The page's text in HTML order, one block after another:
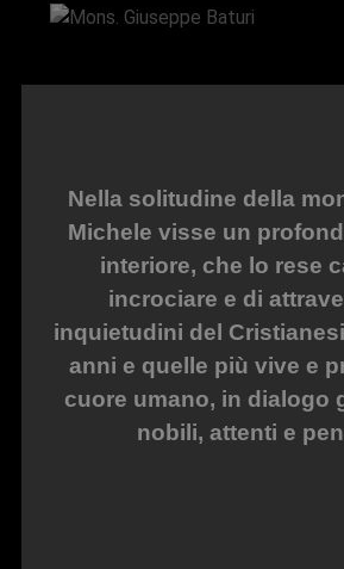
Nella solitudine della
Michele visse un
interiore, che lo rese
incrociare e di
inquietudini del
anni e quelle più vive e
cuore umano, in dialogo
nobili, attenti e